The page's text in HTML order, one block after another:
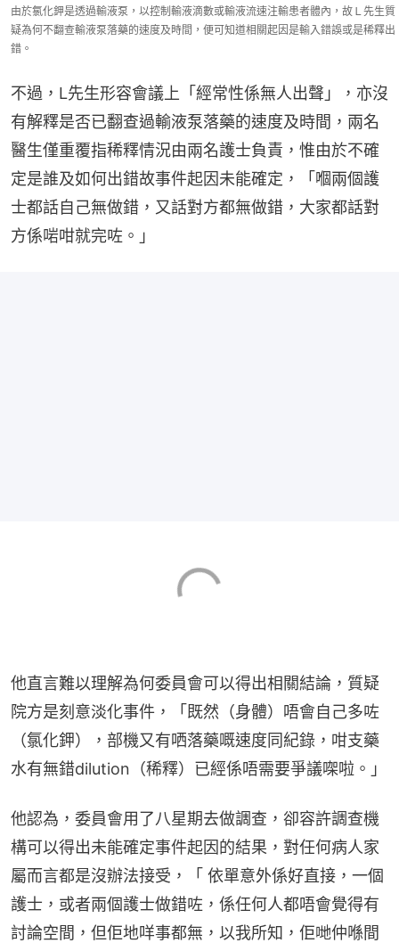
由於氯化鉀是透過輸液泵，以控制輸液滴數或輸液流速注輸患者體內，故Ｌ先生質
疑為何不翻查輸液泵落藥的速度及時間，便可知道相關起因是輸入錯誤或是稀釋出
錯。
不過，L先生形容會議上「經常性係無人出聲」，亦沒
有解釋是否已翻查過輸液泵落藥的速度及時間，兩名
醫生僅重覆指稀釋情況由兩名護士負責，惟由於不確
定是誰及如何出錯故事件起因未能確定，「嗰兩個護
士都話自己無做錯，又話對方都無做錯，大家都話對
方係啱咁就完咗。」
他直言難以理解為何委員會可以得出相關結論，質疑
院方是刻意淡化事件，「既然（身體）唔會自己多咗
（氯化鉀），部機又有哂落藥嘅速度同紀錄，咁支藥
水有無錯dilution（稀釋）已經係唔需要爭議㗎啦。」
他認為，委員會用了八星期去做調查，卻容許調查機
構可以得出未能確定事件起因的結果，對任何病人家
屬而言都是沒辦法接受，「 依單意外係好直接，一個
護士，或者兩個護士做錯咗，係任何人都唔會覺得有
討論空間，但佢地咩事都無，以我所知，佢哋仲喺間